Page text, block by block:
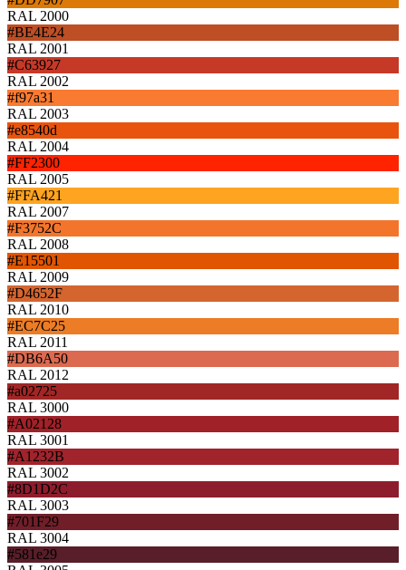
RAL 2000
#BE4E24
RAL 2001
#C63927
RAL 2002
#f97a31
RAL 2003
#e8540d
RAL 2004
#FF2300
RAL 2005
#FFA421
RAL 2007
#F3752C
RAL 2008
#E15501
RAL 2009
#D4652F
RAL 2010
#EC7C25
RAL 2011
#DB6A50
RAL 2012
#a02725
RAL 3000
#A02128
RAL 3001
#A1232B
RAL 3002
#8D1D2C
RAL 3003
#701F29
RAL 3004
#581e29